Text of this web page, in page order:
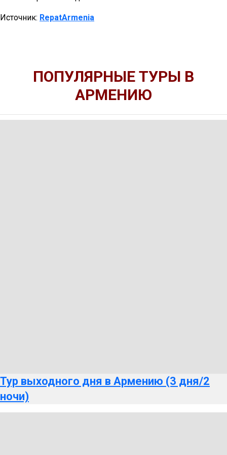
Источник: RepatArmenia
ПОПУЛЯРНЫЕ ТУРЫ В
АРМЕНИЮ
Тур выходного дня в Армению (3 дня/2
ночи)